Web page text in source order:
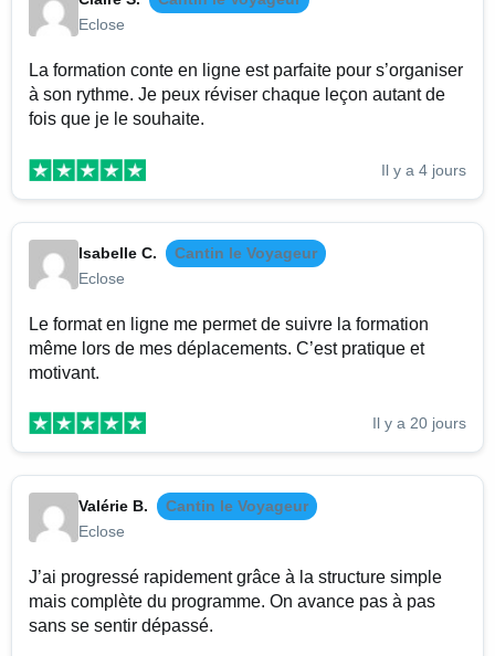
Eclose
La formation conte en ligne est parfaite pour s’organiser
à son rythme. Je peux réviser chaque leçon autant de
fois que je le souhaite.
Il y a 4 jours
Isabelle C.
Cantin le Voyageur
Eclose
Le format en ligne me permet de suivre la formation
même lors de mes déplacements. C’est pratique et
motivant.
Il y a 20 jours
Valérie B.
Cantin le Voyageur
Eclose
J’ai progressé rapidement grâce à la structure simple
mais complète du programme. On avance pas à pas
sans se sentir dépassé.